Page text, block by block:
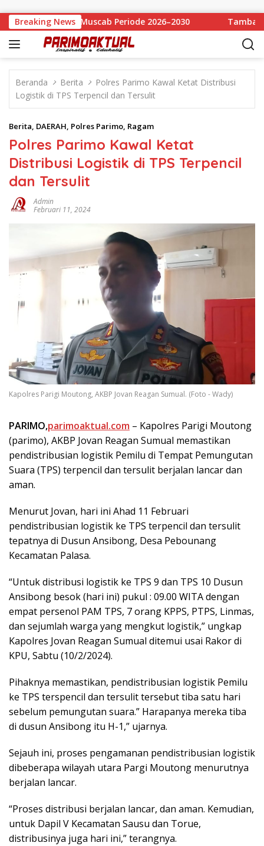
Breaking News
Melalui Muscab Periode 2026–2030 Tambang
Beranda Berita
Polres Parimo Kawal Ketat Distribusi
Logistik di TPS Terpencil dan Tersulit
Berita, DAERAH, Polres Parimo, Ragam
Polres Parimo Kawal Ketat
Distribusi Logistik di TPS Terpencil
dan Tersulit
Admin
Februari 11, 2024
Kapolres Parigi Moutong, AKBP Jovan Reagan Sumual. (Foto - Wady)
PARIMO,parimoaktual.com – Kapolres Parigi Moutong
(parimo), AKBP Jovan Reagan Sumual memastikan
pendistribusian logistik Pemilu di Tempat Pemungutan
Suara (TPS) terpencil dan tersulit berjalan lancar dan
aman.
Menurut Jovan, hari ini Ahad 11 Februari
pendistribusian logistik ke TPS terpencil dan tersulit
tepatnya di Dusun Ansibong, Desa Pebounang
Kecamatan Palasa.
“Untuk distribusi logistik ke TPS 9 dan TPS 10 Dusun
Ansibong besok (hari ini) pukul : 09.00 WITA dengan
empat persenol PAM TPS, 7 orang KPPS, PTPS, Linmas,
dan sejumlah warga yang mengkut logistik,” ungkap
Kapolres Jovan Reagan Sumual ditemui usai Rakor di
KPU, Sabtu (10/2/2024).
Pihaknya memastikan, pendistribusian logistik Pemilu
ke TPS terspencil dan tersulit tersebut tiba satu hari
sebelum pemungutan suara.” Harapanya mereka tiba
di dusun Ansibong itu H-1,” ujarnya.
Sejauh ini, proses pengamanan pendistribusian logistik
dibeberapa wilayah utara Pargi Moutong menurutnya
berjalan lancar.
“Proses distribusi berjalan lancar, dan aman. Kemudian,
untuk Dapil V Kecamatan Sausu dan Torue,
distribusinya juga hari ini,” terangnya.